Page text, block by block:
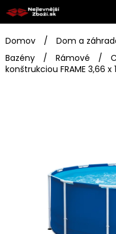
na
obsah
Domov / Dom a
Bazény
/ Rámové /
konštrukciou FRAME 3,66
K
o
š
k Č